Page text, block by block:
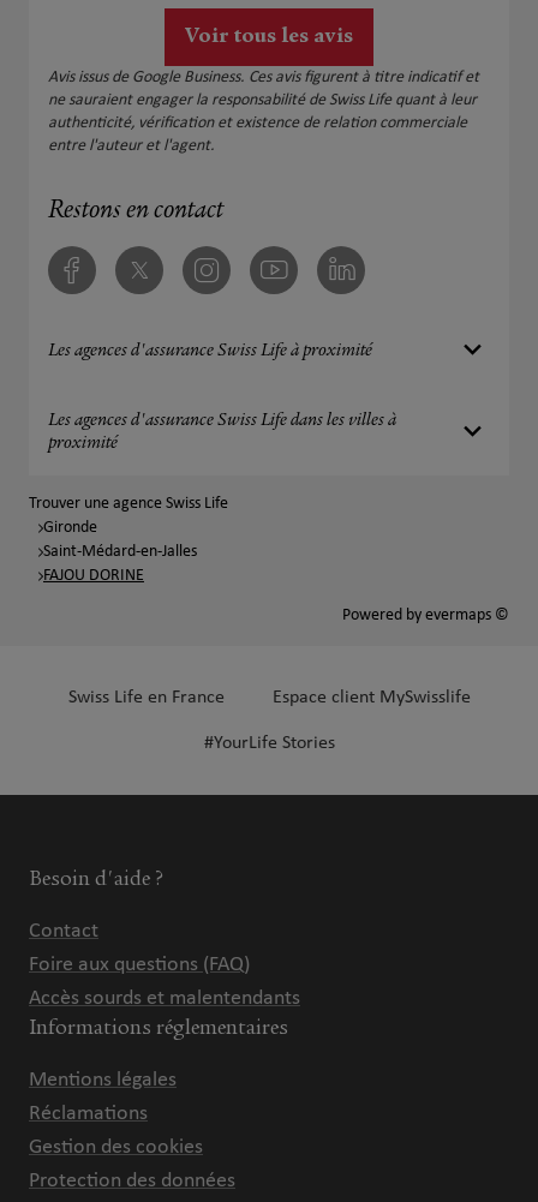
Voir tous les avis
Avis issus de Google Business. Ces avis figurent à titre indicatif et
ne sauraient engager la responsabilité de Swiss Life quant à leur
authenticité, vérification et existence de relation commerciale
entre l'auteur et l'agent.
Restons en contact
FacebookTwitter InstagramYoutube Linkedin
Les agences d'assurance Swiss Life à proximité
Les agences d'assurance Swiss Life dans les villes à
proximité
Trouver une agence Swiss Life
Gironde
Saint-Médard-en-Jalles
FAJOU DORINE
Powered by evermaps ©
Swiss Life en France Espace client MySwisslife
#YourLife Stories
Besoin d'aide ?
Contact
Foire aux questions (FAQ)
Accès sourds et malentendants
Informations réglementaires
Mentions légales
Réclamations
Gestion des cookies
Protection des données